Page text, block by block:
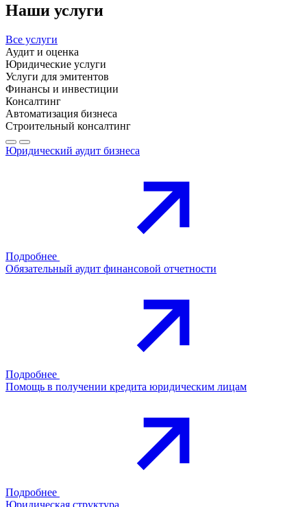
Наши услуги
Все услуги
Аудит и оценка
Юридические услуги
Услуги для эмитентов
Финансы и инвестиции
Консалтинг
Автоматизация бизнеса
Строительный консалтинг
Юридический аудит бизнеса
Подробнее
Обязательный аудит финансовой отчетности
Подробнее
Помощь в получении кредита юридическим лицам
Подробнее
Юридическая структура